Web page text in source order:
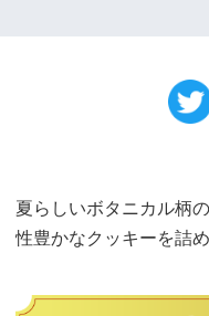
夏らしいボタニカル柄
性豊かなクッキーを詰